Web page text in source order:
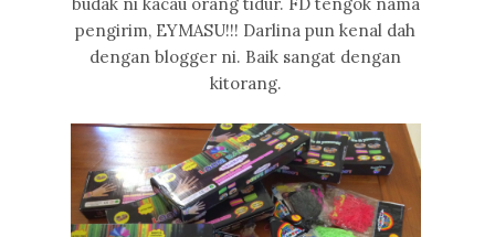
pengirim, EYMASU!!! Darlina pun kenal dah
dengan blogger ni. Baik sangat dengan
kitorang.